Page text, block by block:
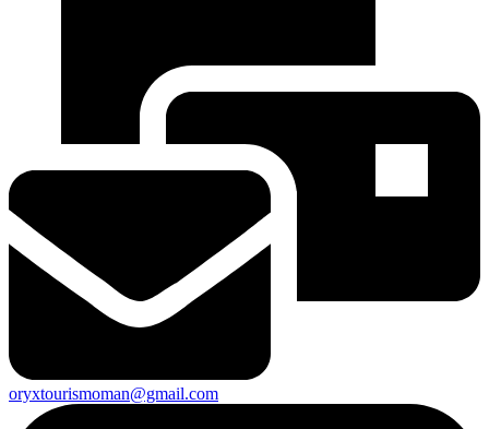
oryxtourismoman@gmail.com